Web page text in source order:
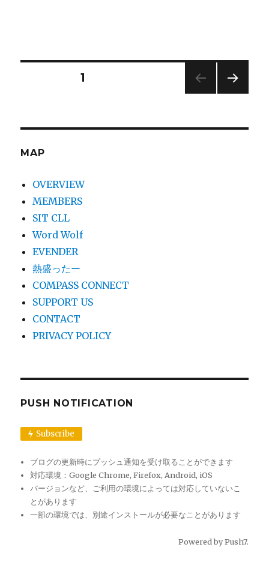
ナ
ゲ
ー
シ
ョ
ン
固定ページ1
MAP
OVERVIEW
MEMBERS
SIT CLL
Word Wolf
EVENDER
熱盛ったー
COMPASS CONNECT
SUPPORT US
CONTACT
PRIVACY POLICY
PUSH NOTIFICATION
Subscribe
ブログの更新時にプッシュ通知を受け取ることができます
対応環境：Google Chrome, Firefox, Android, iOS
バージョンなど、ご利用の環境によっては対応していないこ
とがあります
一部の環境では、別途インストールが必要なことがあります
Powered byPush7.